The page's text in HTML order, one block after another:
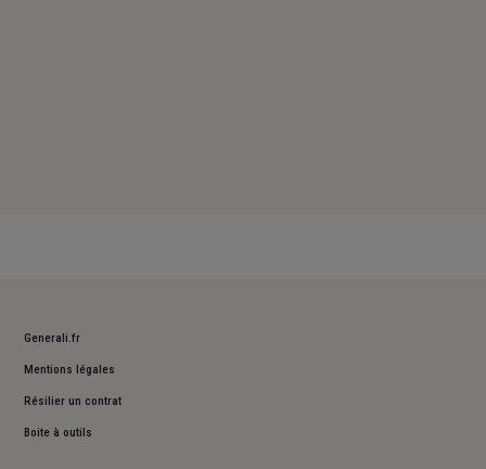
Generali.fr
Mentions légales
Résilier un contrat
Boite à outils